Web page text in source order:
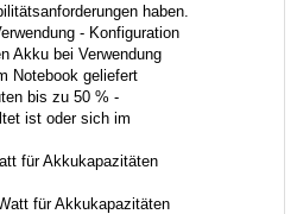
haben.
- Konfiguration
Akku bei Verwendung
Notebook geliefert
bis zu 50 % -
ist oder sich im
für Akkukapazitäten
für Akkukapazitäten